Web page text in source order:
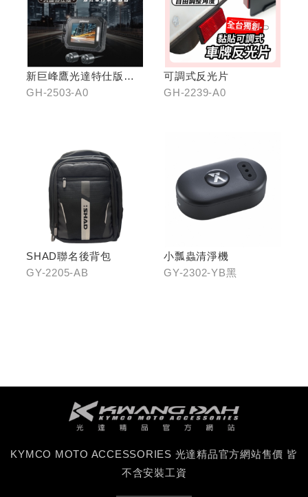
新巨峰鷹光達特仕版行
車紀錄器
GH-2503-A0
可調式反光片
GH-2239-A0
SHAD聯名後背包
GY-2205-AB
小瓢蟲清淨機
GY-2302-YB黑
KYMCO MOTO ACCESSORIES 光達精品官方網站售價 皆
不含安裝工資